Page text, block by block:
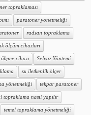
topraklaması
paratoner yönetmeliği
radsan topraklama
ölçüm cihazları
ölçme cihazı Selvaz Yöntemi
su iletkenlik ölçer
yönetmeliği tekpar paratoner
topraklama nasıl yapılır
temel topraklama yönetmeliği